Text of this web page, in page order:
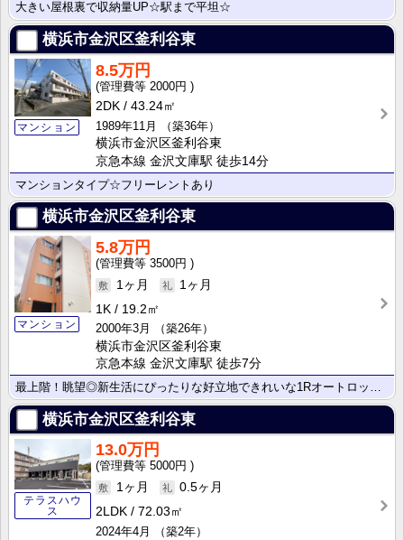
大きい屋根裏で収納量UP☆駅まで平坦☆
横浜市金沢区釜利谷東
マンション
8.5万円
2000円
2DK
43.24㎡
1989年11月
（築36年）
横浜市金沢区釜利谷東
京急本線 金沢文庫駅 徒歩14分
マンションタイプ☆フリーレントあり
横浜市金沢区釜利谷東
マンション
5.8万円
3500円
1ヶ月
1ヶ月
1K
19.2㎡
2000年3月
（築26年）
横浜市金沢区釜利谷東
京急本線 金沢文庫駅 徒歩7分
横浜市金沢区釜利谷東
テラスハウ
ス
13.0万円
5000円
1ヶ月
0.5ヶ月
2LDK
72.03㎡
2024年4月
（築2年）